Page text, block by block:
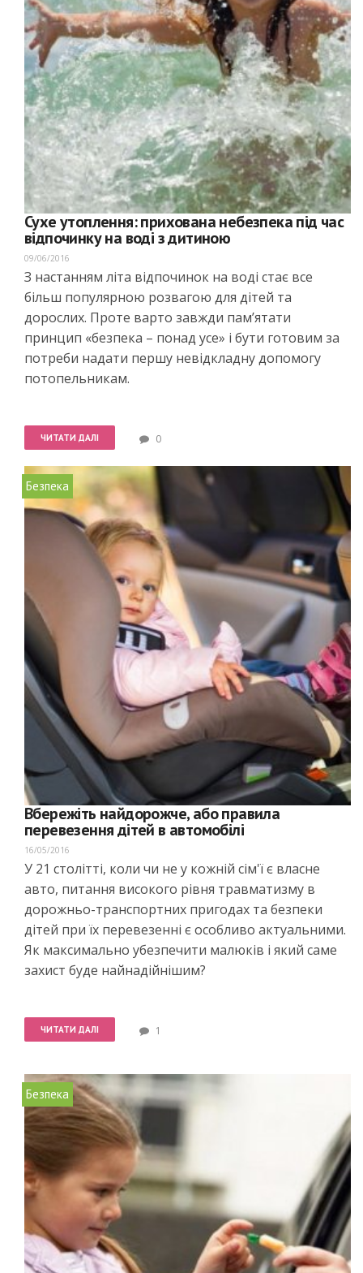
Сухе утоплення: прихована небезпека під час
відпочинку на воді з дитиною
09/06/2016
З настанням літа відпочинок на воді стає все
більш популярною розвагою для дітей та
дорослих. Проте варто завжди пам’ятати
принцип «безпека – понад усе» і бути готовим за
потреби надати першу невідкладну допомогу
потопельникам.
ЧИТАТИ ДАЛІ 0
Безпека
Вбережіть найдорожче, або правила
перевезення дітей в автомобілі
16/05/2016
У 21 столітті, коли чи не у кожній сім'ї є власне
авто, питання високого рівня травматизму в
дорожньо-транспортних пригодах та безпеки
дітей при їх перевезенні є особливо актуальними.
Як максимально убезпечити малюків і який саме
захист буде найнадійнішим?
ЧИТАТИ ДАЛІ 1
Безпека